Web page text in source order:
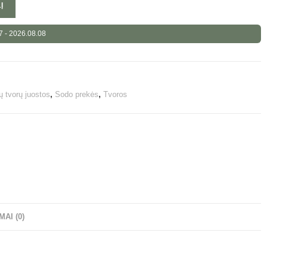
- 2026.08.08
tvorų juostos, Sodo prekės, Tvoros
(0)